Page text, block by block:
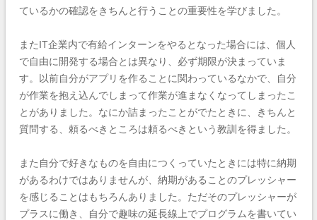
ているかの確認をきちんと行うことの重要性を学びました。
またIT企業内で有給インターンをやるとなった場合には、個人
で自由に開発する場合とは異なり、必ず期限が決まっていま
す。以前自分がアプリを作ることに関わっているなかで、自分
が作業を抱え込んでしまって作業が進まなくなってしまったこ
とがありました。なにか詰まったことがでたときに、きちんと
質問する、頼るべきところは頼るべきという教訓を得ました。
また自分で好きなものを自由につくっていたときには特に納期
があるわけではありませんが、納期があることのプレッシャー
を感じることはもちろんありました。ただそのプレッシャーが
プラスに働き、自分で趣味の延長線上でプログラムを書いてい